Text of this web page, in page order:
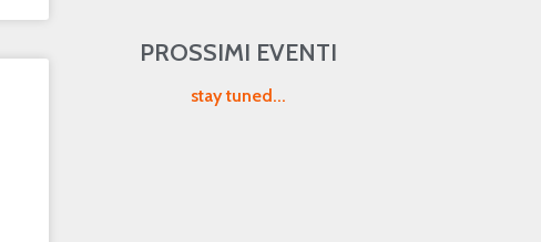
PROSSIMI EVENTI
stay tuned...